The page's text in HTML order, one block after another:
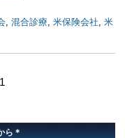
, 混合診療, 米保険会社, 米
ら＊